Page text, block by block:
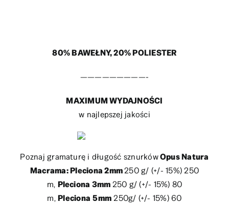
80% BAWEŁNY, 20% POLIESTER
—————————-
MAXIMUM WYDAJNOŚCI
w najlepszej jakości
Poznaj gramaturę i długość sznurkówOpus Natura
Macrama: Pleciona 2mm250 g/ (+/- 15%) 250
m, Pleciona 3mm250 g/ (+/- 15%) 80
m,Pleciona 5mm250g/ (+/- 15%) 60